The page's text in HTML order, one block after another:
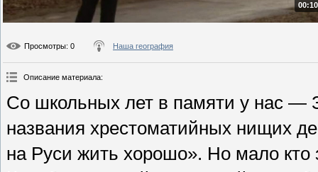
Просмотры: 0 Наша география
Описание материала:
Со школьных лет в памяти у нас —
названия хрестоматийных нищих
на Руси жить хорошо». Но мало кто